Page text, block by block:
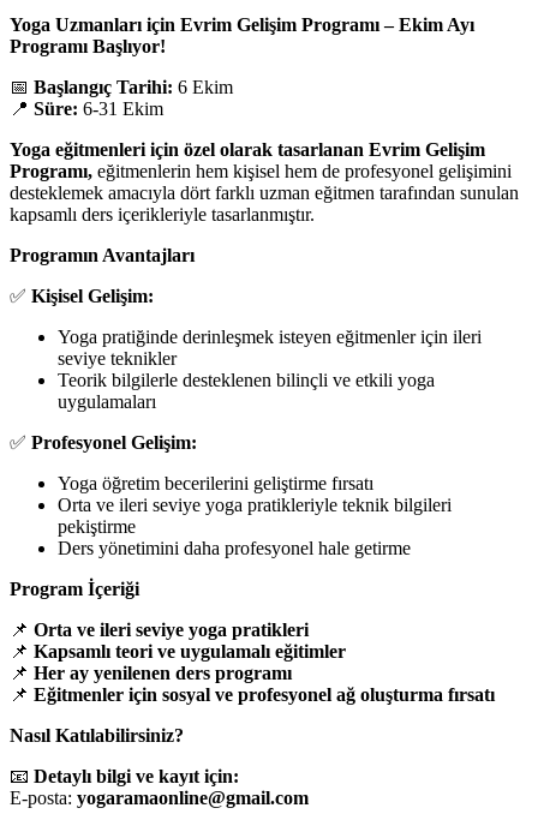
Yoga Uzmanları için Evrim Gelişim Programı – Ekim Ayı
Programı Başlıyor!
📅 Başlangıç Tarihi: 6 Ekim
📍 Süre: 6-31 Ekim
Yoga eğitmenleri için özel olarak tasarlanan Evrim Gelişim
Programı, eğitmenlerin hem kişisel hem de profesyonel gelişimini
desteklemek amacıyla dört farklı uzman eğitmen tarafından sunulan
kapsamlı ders içerikleriyle tasarlanmıştır.
Programın Avantajları
✅ Kişisel Gelişim:
Yoga pratiğinde derinleşmek isteyen eğitmenler için ileri
seviye teknikler
Teorik bilgilerle desteklenen bilinçli ve etkili yoga
uygulamaları
✅ Profesyonel Gelişim:
Yoga öğretim becerilerini geliştirme fırsatı
Orta ve ileri seviye yoga pratikleriyle teknik bilgileri
pekiştirme
Ders yönetimini daha profesyonel hale getirme
Program İçeriği
📌 Orta ve ileri seviye yoga pratikleri
📌 Kapsamlı teori ve uygulamalı eğitimler
📌 Her ay yenilenen ders programı
📌 Eğitmenler için sosyal ve profesyonel ağ oluşturma fırsatı
Nasıl Katılabilirsiniz?
📧 Detaylı bilgi ve kayıt için:
E-posta: yogaramaonline@gmail.com